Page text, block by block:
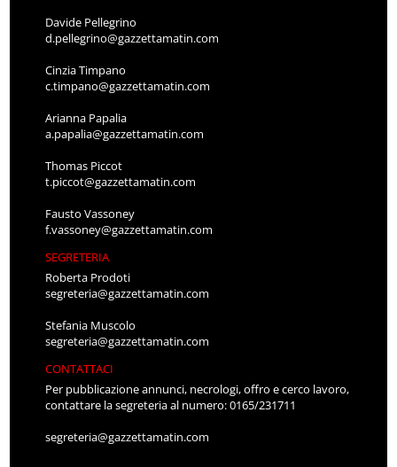
Davide Pellegrino
d.pellegrino@gazzettamatin.com
Cinzia Timpano
c.timpano@gazzettamatin.com
Arianna Papalia
a.papalia@gazzettamatin.com
Thomas Piccot
t.piccot@gazzettamatin.com
Fausto Vassoney
f.vassoney@gazzettamatin.com
SEGRETERIA
Roberta Prodoti
segreteria@gazzettamatin.com
Stefania Muscolo
segreteria@gazzettamatin.com
CONTATTACI
Per pubblicazione annunci, necrologi, offro e cerco lavoro,
contattare la segreteria al numero: 0165/231711
segreteria@gazzettamatin.com